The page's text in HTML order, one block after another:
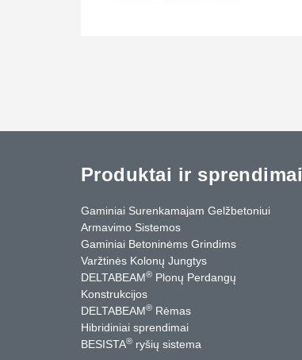
Produktai ir sprendimai
Gaminiai Surenkamajam Gelžbetoniui
Armavimo Sistemos
Gaminiai Betoninėms Grindims
Varžtinės Kolonų Jungtys
DELTABEAM® Plonų Perdangų
Konstrukcijos
DELTABEAM® Rėmas
Hibridiniai sprendimai
BESISTA® ryšių sistema